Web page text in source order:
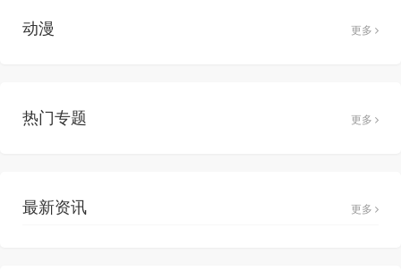
动漫 更多
热门专题 更多
最新资讯 更多